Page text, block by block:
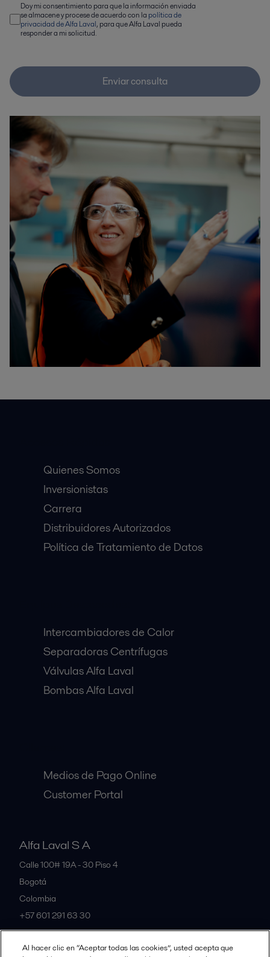
Doy mi consentimiento para que la información enviada
se almacene y procese de acuerdo con la política de
privacidad de Alfa Laval, para que Alfa Laval pueda
responder a mi solicitud.
Enviar consulta
Quienes Somos
Inversionistas
Carrera
Distribuidores Autorizados
Política de Tratamiento de Datos
Intercambiadores de Calor
Separadoras Centrífugas
Válvulas Alfa Laval
Bombas Alfa Laval
Medios de Pago Online
Customer Portal
Alfa Laval S A
Calle 100# 19A - 30 Piso 4
Bogotá
Colombia
+57 601 291 63 30
All offices and partners
Al hacer clic en “Aceptar todas las cookies”, usted acepta que